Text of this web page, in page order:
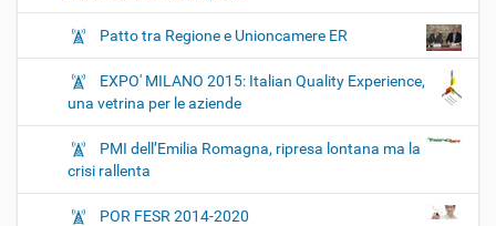
Patto tra Regione e Unioncamere ER
EXPO' MILANO 2015: Italian Quality Experience,
una vetrina per le aziende
PMI dell’Emilia Romagna, ripresa lontana ma la
crisi rallenta
POR FESR 2014-2020